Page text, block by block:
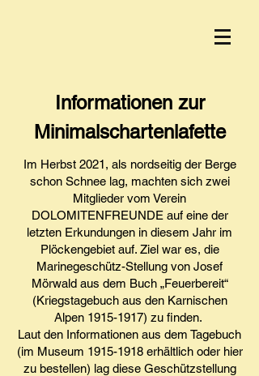
Informationen zur
Minimalschartenlafette
Im Herbst 2021, als nordseitig der Berge
schon Schnee lag, machten sich zwei
Mitglieder vom Verein
DOLOMITENFREUNDE auf eine der
letzten Erkundungen in diesem Jahr im
Plöckengebiet auf. Ziel war es, die
Marinegeschütz-Stellung von Josef
Mörwald aus dem Buch „Feuerbereit“
(Kriegstagebuch aus den Karnischen
Alpen 1915-1917) zu finden.
Laut den Informationen aus dem Tagebuch
(im Museum 1915-1918 erhältlich oder hier
zu bestellen) lag diese Geschützstellung